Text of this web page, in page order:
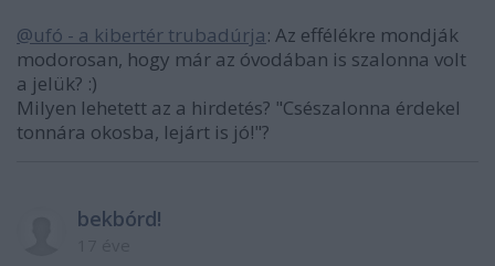
@ufó - a kibertér trubadúrja: Az effélékre mondják
modorosan, hogy már az óvodában is szalonna volt
a jelük? :)
Milyen lehetett az a hirdetés? "Csészalonna érdekel
tonnára okosba, lejárt is jó!"?
bekbórd!